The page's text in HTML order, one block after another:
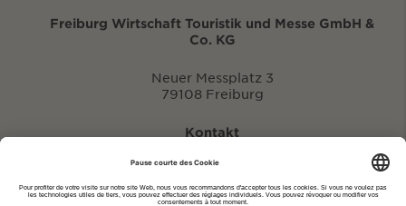
Freiburg Wirtschaft Touristik und Messe GmbH &
Co. KG
Neuer Messplatz 3
79108 Freiburg
Kontakt
eventportal@fwtm.de